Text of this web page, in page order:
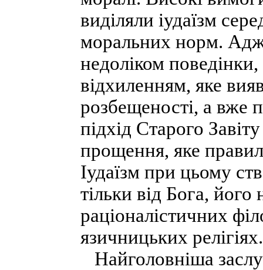
виділяли іудаїзм
моральних норм.
недоліком
відхиленням, яке
розбещеності, а вже
підхід Старого
прощення, яке
Іудаїзм при цьому
тільки від Бога,
раціоналістичних
язичницьких релігіях.
Найголовніша